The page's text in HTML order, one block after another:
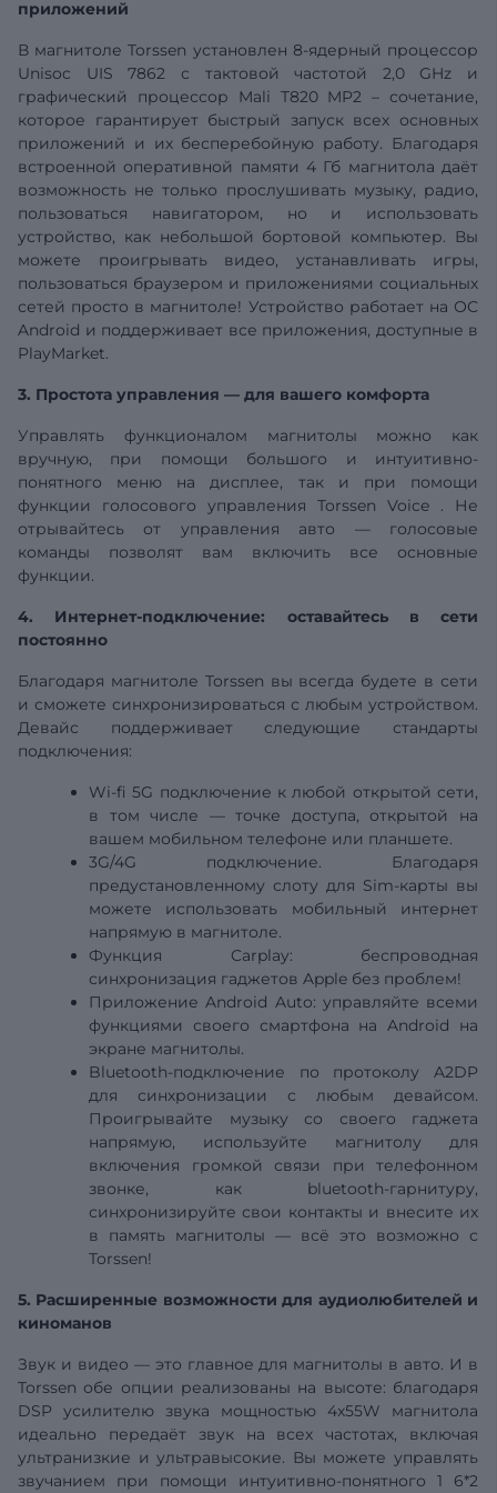
приложений
В магнитоле Torssen установлен 8-ядерный процессор
Unisoc UIS
7862 с тактовой частотой 2,0 GHz и
графический процессор Mali T820 MP2 – сочетание,
которое гарантирует быстрый запуск всех основных
приложений и их бесперебойную работу. Благодаря
встроенной оперативной памяти 4 Гб магнитола даёт
возможность не только прослушивать музыку, радио,
пользоваться навигатором, но и использовать
устройство, как небольшой бортовой компьютер. Вы
можете проигрывать видео, устанавливать игры,
пользоваться браузером и приложениями социальных
сетей просто в магнитоле! Устройство работает на ОС
Android и поддерживает все приложения, доступные в
PlayMarket.
3. Простота управления — для вашего комфорта
Управлять функционалом магнитолы можно как
вручную, при помощи большого и интуитивно-
понятного меню на дисплее, так и при помощи
функции голосового управления Torssen Voice
. Не
отрывайтесь от управления авто — голосовые
команды позволят вам включить все основные
функции.
4. Интернет-подключение: оставайтесь в сети
постоянно
Благодаря магнитоле Torssen вы всегда будете в сети
и сможете синхронизироваться с любым устройством.
Девайс поддерживает следующие стандарты
подключения:
Wi-fi5G подключение к любой открытой сети,
в том числе — точке доступа, открытой на
вашем мобильном телефоне или планшете.
3G/4G подключение. Благодаря
предустановленному слоту для Sim-карты вы
можете использовать мобильный интернет
напрямую в магнитоле.
Функция Carplay: беспроводная
синхронизация гаджетов Apple без проблем!
Приложение Android Auto: управляйте всеми
функциями своего смартфона на Android на
экране магнитолы.
Bluetooth-подключение по протоколу A2DP
для синхронизации с любым девайсом.
Проигрывайте музыку со своего гаджета
напрямую, используйте магнитолу для
включения громкой связи при телефонном
звонке, как bluetooth-гарнитуру,
синхронизируйте свои контакты и внесите их
в память магнитолы — всё это возможно с
Torssen!
5. Расширенные возможности для аудиолюбителей и
киноманов
Звук и видео — это главное для магнитолы в авто. И в
Torssen обе опции реализованы на высоте: благодаря
DSP усилителю звука мощностью 4х55W магнитола
идеально передаёт звук на всех частотах, включая
ультранизкие и ультравысокие. Вы можете управлять
звучанием при помощи интуитивно-понятного 1
6*2